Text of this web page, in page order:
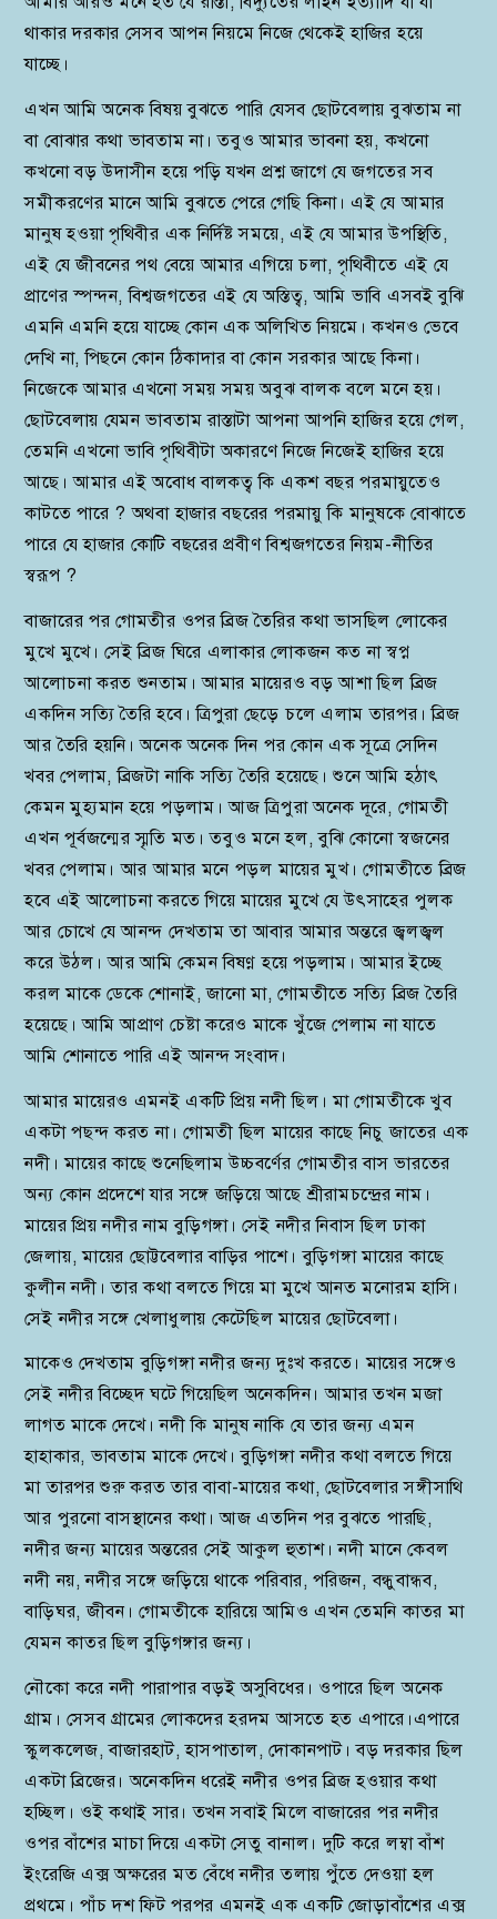
থাকার দরকার সেসব আপন নিয়মে নিজে থেকেই হাজির হয়ে
যাচ্ছে।
এখন আমি অনেক বিষয় বুঝতে পারি যেসব ছোটবেলায় বুঝতাম না
বা বোঝার কথা ভাবতাম না। তবুও আমার ভাবনা হয়, কখনো
কখনো বড় উদাসীন হয়ে পড়ি যখন প্রশ্ন জাগে যে জগতের সব
সমীকরণের মানে আমি বুঝতে পেরে গেছি কিনা। এই যে আমার
মানুষ হওয়া পৃথিবীর এক নির্দিষ্ট সময়ে, এই যে আমার উপস্থিতি,
এই যে জীবনের পথ বেয়ে আমার এগিয়ে চলা, পৃথিবীতে এই যে
প্রাণের স্পন্দন, বিশ্বজগতের এই যে অস্তিত্ব, আমি ভাবি এসবই বুঝি
এমনি এমনি হয়ে যাচ্ছে কোন এক অলিখিত নিয়মে। কখনও ভেবে
দেখি না, পিছনে কোন ঠিকাদার বা কোন সরকার আছে কিনা।
নিজেকে আমার এখনো সময় সময় অবুঝ বালক বলে মনে হয়।
ছোটবেলায় যেমন ভাবতাম রাস্তাটা আপনা আপনি হাজির হয়ে গেল,
তেমনি এখনো ভাবি পৃথিবীটা অকারণে নিজে নিজেই হাজির হয়ে
আছে। আমার এই অবোধ বালকত্ব কি একশ বছর পরমায়ুতেও
কাটতে পারে ? অথবা হাজার বছরের পরমায়ু কি মানুষকে বোঝাতে
পারে যে হাজার কোটি বছরের প্রবীণ বিশ্বজগতের নিয়ম-নীতির
স্বরূপ ?
বাজারের পর গোমতীর ওপর ব্রিজ তৈরির কথা ভাসছিল লোকের
মুখে মুখে। সেই ব্রিজ ঘিরে এলাকার লোকজন কত না স্বপ্ন
আলোচনা করত শুনতাম। আমার মায়েরও বড় আশা ছিল ব্রিজ
একদিন সত্যি তৈরি হবে। ত্রিপুরা ছেড়ে চলে এলাম তারপর। ব্রিজ
আর তৈরি হয়নি। অনেক অনেক দিন পর কোন এক সূত্রে সেদিন
খবর পেলাম, ব্রিজটা নাকি সত্যি তৈরি হয়েছে। শুনে আমি হঠাৎ
কেমন মুহ্যমান হয়ে পড়লাম। আজ ত্রিপুরা অনেক দূরে, গোমতী
এখন পূর্বজন্মের স্মৃতি মত। তবুও মনে হল, বুঝি কোনো স্বজনের
খবর পেলাম। আর আমার মনে পড়ল মায়ের মুখ। গোমতীতে ব্রিজ
হবে এই আলোচনা করতে গিয়ে মায়ের মুখে যে উৎসাহের পুলক
আর চোখে যে আনন্দ দেখতাম তা আবার আমার অন্তরে জ্বলজ্বল
করে উঠল। আর আমি কেমন বিষণ্ণ হয়ে পড়লাম। আমার ইচ্ছে
করল মাকে ডেকে শোনাই, জানো মা, গোমতীতে সত্যি ব্রিজ তৈরি
হয়েছে। আমি আপ্রাণ চেষ্টা করেও মাকে খুঁজে পেলাম না যাতে
আমি শোনাতে পারি এই আনন্দ সংবাদ।
আমার মায়েরও এমনই একটি প্রিয় নদী ছিল। মা গোমতীকে খুব
একটা পছন্দ করত না। গোমতী ছিল মায়ের কাছে নিচু জাতের এক
নদী। মায়ের কাছে শুনেছিলাম উচ্চবর্ণের গোমতীর বাস ভারতের
অন্য কোন প্রদেশে যার সঙ্গে জড়িয়ে আছে শ্রীরামচন্দ্রের নাম।
মায়ের প্রিয় নদীর নাম বুড়িগঙ্গা। সেই নদীর নিবাস ছিল ঢাকা
জেলায়, মায়ের ছোট্টবেলার বাড়ির পাশে। বুড়িগঙ্গা মায়ের কাছে
কুলীন নদী। তার কথা বলতে গিয়ে মা মুখে আনত মনোরম হাসি।
সেই নদীর সঙ্গে খেলাধুলায় কেটেছিল মায়ের ছোটবেলা।
মাকেও দেখতাম বুড়িগঙ্গা নদীর জন্য দুঃখ করতে। মায়ের সঙ্গেও
সেই নদীর বিচ্ছেদ ঘটে গিয়েছিল অনেকদিন। আমার তখন মজা
লাগত মাকে দেখে। নদী কি মানুষ নাকি যে তার জন্য এমন
হাহাকার, ভাবতাম মাকে দেখে। বুড়িগঙ্গা নদীর কথা বলতে গিয়ে
মা তারপর শুরু করত তার বাবা-মায়ের কথা, ছোটবেলার সঙ্গীসাথি
আর পুরনো বাসস্থানের কথা। আজ এতদিন পর বুঝতে পারছি,
নদীর জন্য মায়ের অন্তরের সেই আকুল হুতাশ। নদী মানে কেবল
নদী নয়, নদীর সঙ্গে জড়িয়ে থাকে পরিবার, পরিজন, বন্ধুবান্ধব,
বাড়িঘর, জীবন। গোমতীকে হারিয়ে আমিও এখন তেমনি কাতর মা
যেমন কাতর ছিল বুড়িগঙ্গার জন্য।
নৌকো করে নদী পারাপার বড়ই অসুবিধের। ওপারে ছিল অনেক
গ্রাম। সেসব গ্রামের লোকদের হরদম আসতে হত এপারে।এপারে
স্কুলকলেজ, বাজারহাট, হাসপাতাল, দোকানপাট। বড় দরকার ছিল
একটা ব্রিজের। অনেকদিন ধরেই নদীর ওপর ব্রিজ হওয়ার কথা
হচ্ছিল। ওই কথাই সার। তখন সবাই মিলে বাজারের পর নদীর
ওপর বাঁশের মাচা দিয়ে একটা সেতু বানাল। দুটি করে লম্বা বাঁশ
ইংরেজি এক্স অক্ষরের মত বেঁধে নদীর তলায় পুঁতে দেওয়া হল
প্রথমে। পাঁচ দশ ফিট পরপর এমনই এক একটি জোড়াবাঁশের এক্স